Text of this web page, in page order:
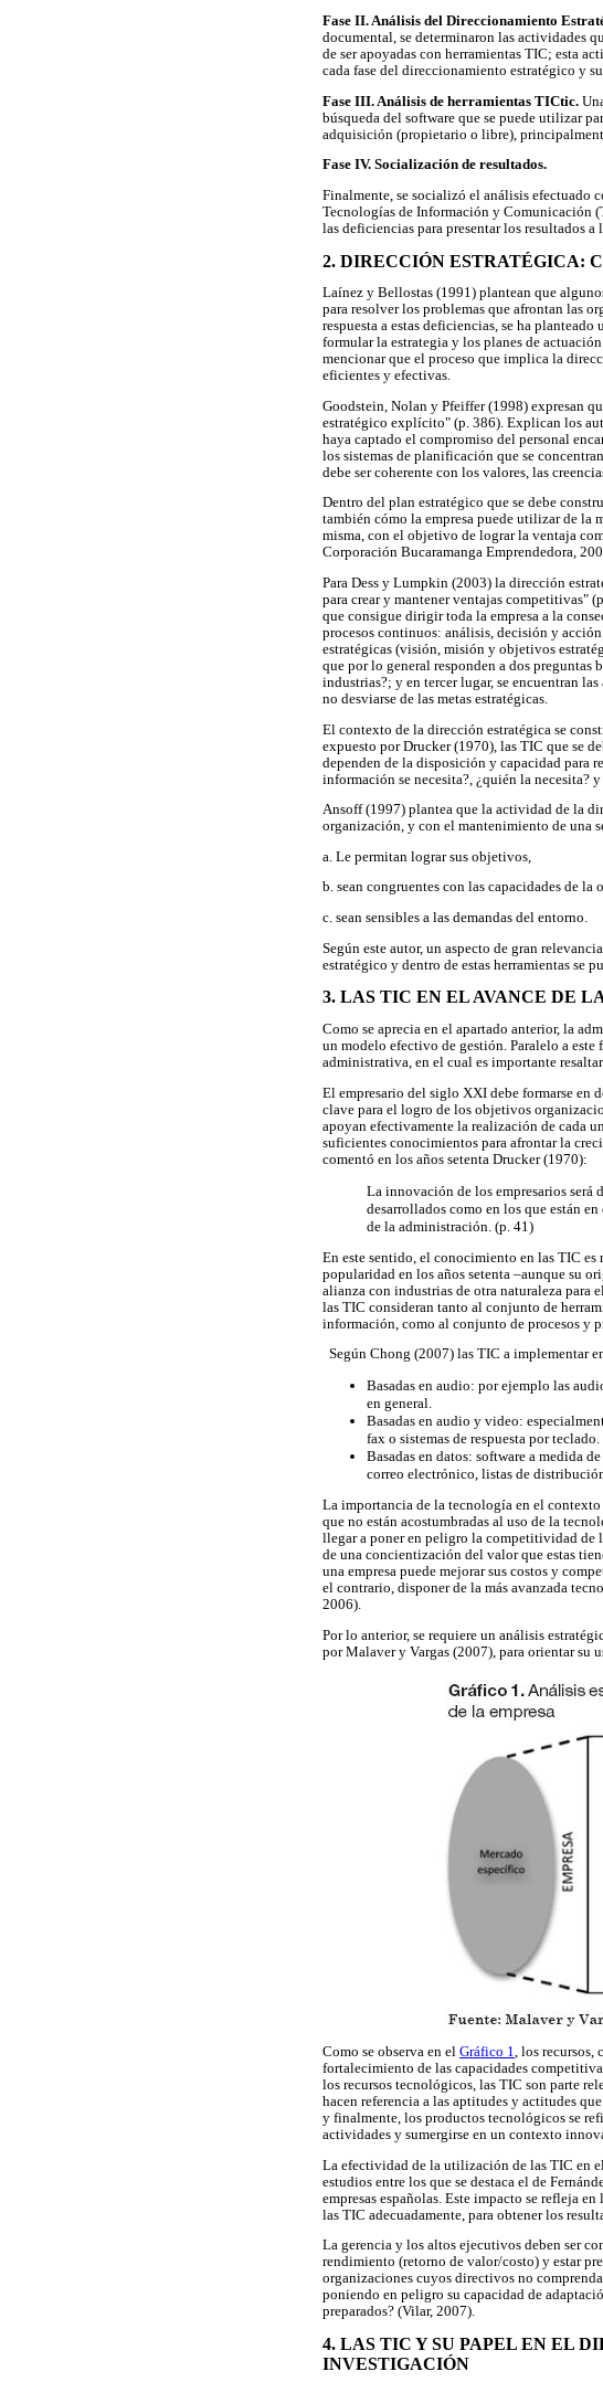
Fase II. Análisis del Direccionamiento
documental, se determinaron las actividades
de ser apoyadas con herramientas TIC; esta
cada fase del direccionamiento estratégico y
Fase III. Análisis de herramientas TICtic.
búsqueda del software que se puede utilizar
adquisición (propietario o libre),
Fase IV. Socialización de resultados.
Finalmente, se socializó el análisis efectuado
Tecnologías de Información y Comunicación
las deficiencias para presentar los resultados a
2. DIRECCIÓN ESTRATÉGICA:
Laínez y Bellostas (1991) plantean que
para resolver los problemas que afrontan las
respuesta a estas deficiencias, se ha
formular la estrategia y los planes de
mencionar que el proceso que implica la
eficientes y efectivas.
Goodstein, Nolan y Pfeiffer (1998) expresan
estratégico explícito" (p. 386). Explican los
haya captado el compromiso del personal
los sistemas de planificación que se
debe ser coherente con los valores, las
Dentro del plan estratégico que se debe
también cómo la empresa puede utilizar de la
misma, con el objetivo de lograr la ventaja
Corporación Bucaramanga Emprendedora,
Para Dess y Lumpkin (2003) la dirección
para crear y mantener ventajas competitivas"
que consigue dirigir toda la empresa a la
procesos continuos: análisis, decisión y
estratégicas (visión, misión y objetivos
que por lo general responden a dos preguntas
industrias?; y en tercer lugar, se encuentran
no desviarse de las metas estratégicas.
El contexto de la dirección estratégica se
expuesto por Drucker (1970), las TIC que se
dependen de la disposición y capacidad para
información se necesita?, ¿quién la necesita?
Ansoff (1997) plantea que la actividad de la
organización, y con el mantenimiento de una
a. Le permitan lograr sus objetivos,
b. sean congruentes con las capacidades de la
c. sean sensibles a las demandas del entorno.
Según este autor, un aspecto de gran
estratégico y dentro de estas herramientas se
3. LAS TIC EN EL AVANCE DE
Como se aprecia en el apartado anterior, la
un modelo efectivo de gestión. Paralelo a
administrativa, en el cual es importante
El empresario del siglo XXI debe formarse en
clave para el logro de los objetivos
apoyan efectivamente la realización de cada
suficientes conocimientos para afrontar la
comentó en los años setenta Drucker (1970):
La innovación de los empresarios
desarrollados como en los que están
de la administración. (p. 41)
En este sentido, el conocimiento en las TIC
popularidad en los años setenta –aunque su
alianza con industrias de otra naturaleza para
las TIC consideran tanto al conjunto de
información, como al conjunto de procesos y
Según Chong (2007) las TIC a implementar
Basadas en audio: por ejemplo las
en general.
Basadas en audio y video:
fax o sistemas de respuesta por teclado.
Basadas en datos: software a medida
correo electrónico, listas de
La importancia de la tecnología en el
que no están acostumbradas al uso de la
llegar a poner en peligro la competitividad de
de una concientización del valor que estas
una empresa puede mejorar sus costos y
el contrario, disponer de la más avanzada
2006).
Por lo anterior, se requiere un análisis
por Malaver y Vargas (2007), para orientar su
Como se observa en el Gráfico 1, los recursos,
fortalecimiento de las capacidades
los recursos tecnológicos, las TIC son parte
hacen referencia a las aptitudes y actitudes
y finalmente, los productos tecnológicos se
actividades y sumergirse en un contexto
La efectividad de la utilización de las TIC en
estudios entre los que se destaca el de
empresas españolas. Este impacto se refleja
las TIC adecuadamente, para obtener los
La gerencia y los altos ejecutivos deben ser
rendimiento (retorno de valor/costo) y estar
organizaciones cuyos directivos no
poniendo en peligro su capacidad de
preparados? (Vilar, 2007).
4. LAS TIC Y SU PAPEL EN EL
INVESTIGACIÓN